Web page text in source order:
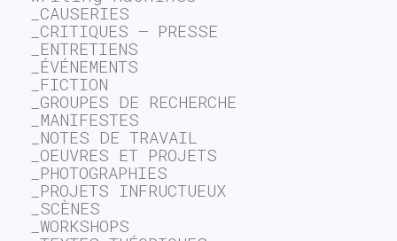
_CAUSERIES
_CRITIQUES – PRESSE
_ENTRETIENS
_ÉVÉNEMENTS
_FICTION
_GROUPES DE RECHERCHE
_MANIFESTES
_NOTES DE TRAVAIL
_OEUVRES ET PROJETS
_PHOTOGRAPHIES
_PROJETS INFRUCTUEUX
_SCÈNES
_WORKSHOPS